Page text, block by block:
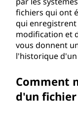
fichiers qui ont
qui enregistrent
modification et
vous donnent
l'historique d'un
Comment
d'un fichier